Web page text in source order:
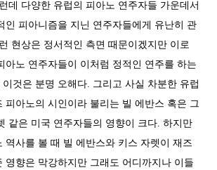
데 다양한 유럽의 피아노 연주자들 가운데서
인 피아니즘을 지닌 연주자들에게 유난히 관
현상은 정서적인 측면 때문이겠지만 이로
아노 연주자들이 이처럼 정적인 연주를 하는
것은 분명 오해다. 그리고 사실 차분한 유럽
피아노의 시인이라 불리는 빌 에반스 혹은 그
같은 미국 연주자들의 영향이 크다. 하지만
역사를 볼 때 빌 에반스와 키스 자렛이 재즈
영향은 막강하지만 그래도 어디까지나 이들